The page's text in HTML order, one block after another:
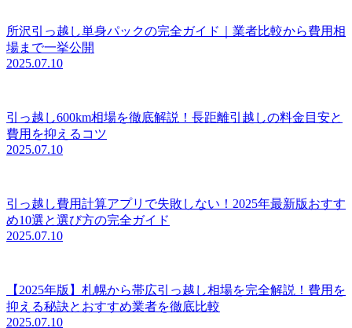
所沢引っ越し単身パックの完全ガイド｜業者比較から費用相
場まで一挙公開
2025.07.10
引っ越し600km相場を徹底解説！長距離引越しの料金目安と
費用を抑えるコツ
2025.07.10
引っ越し費用計算アプリで失敗しない！2025年最新版おすす
め10選と選び方の完全ガイド
2025.07.10
【2025年版】札幌から帯広引っ越し相場を完全解説！費用を
抑える秘訣とおすすめ業者を徹底比較
2025.07.10